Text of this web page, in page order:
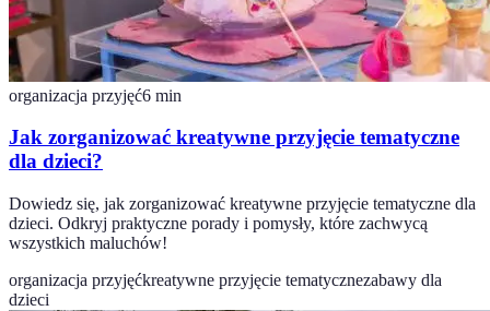
organizacja przyjęć6 min
Jak zorganizować kreatywne przyjęcie tematyczne
dla dzieci?
Dowiedz się, jak zorganizować kreatywne przyjęcie tematyczne dla
dzieci. Odkryj praktyczne porady i pomysły, które zachwycą
wszystkich maluchów!
organizacja przyjęćkreatywne przyjęcie tematycznezabawy dla
dzieci